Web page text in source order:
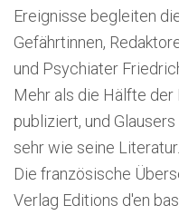
Ereignisse begleiten
Gefährtinnen,
und Psychiater
Mehr als die Hälfte
publiziert, und
sehr wie seine Literatur.
Die französische
Verlag Editions d'en